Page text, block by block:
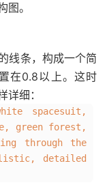
。
线条，构成一个简
在0.8以上。这时
细：
spacesuit,
green forest,
through the
detailed